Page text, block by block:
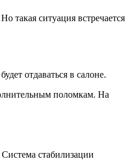
такая ситуация встречается
отдаваться в салоне.
поломкам. На
стабилизации